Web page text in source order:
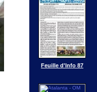
Feuille d'Info 87